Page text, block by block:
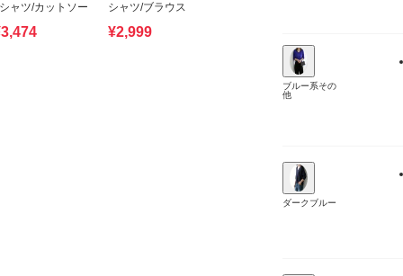
ャツ/カットソー
シャツ/ブラウス
¥2,999
ブルー系その
他
ダークブルー